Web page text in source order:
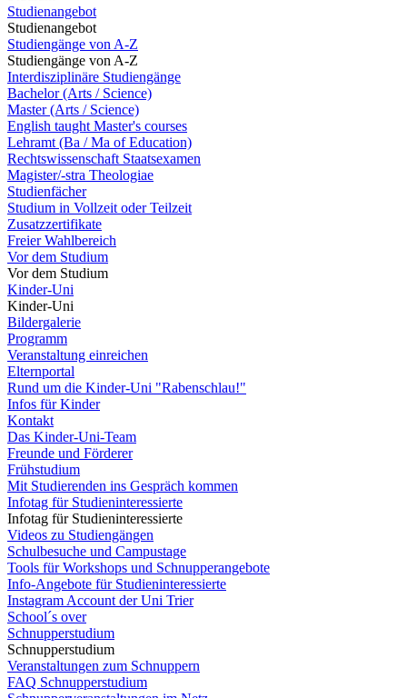
Studienangebot
Studienangebot
Studiengänge von A-Z
Studiengänge von A-Z
Interdisziplinäre Studiengänge
Bachelor (Arts / Science)
Master (Arts / Science)
English taught Master's courses
Lehramt (Ba / Ma of Education)
Rechtswissenschaft Staatsexamen
Magister/-stra Theologiae
Studienfächer
Studium in Vollzeit oder Teilzeit
Zusatzzertifikate
Freier Wahlbereich
Vor dem Studium
Vor dem Studium
Kinder-Uni
Kinder-Uni
Bildergalerie
Programm
Veranstaltung einreichen
Elternportal
Rund um die Kinder-Uni "Rabenschlau!"
Infos für Kinder
Kontakt
Das Kinder-Uni-Team
Freunde und Förderer
Frühstudium
Mit Studierenden ins Gespräch kommen
Infotag für Studieninteressierte
Infotag für Studieninteressierte
Videos zu Studiengängen
Schulbesuche und Campustage
Tools für Workshops und Schnupperangebote
Info-Angebote für Studieninteressierte
Instagram Account der Uni Trier
School´s over
Schnupperstudium
Schnupperstudium
Veranstaltungen zum Schnuppern
FAQ Schnupperstudium